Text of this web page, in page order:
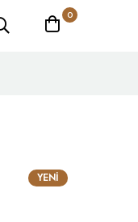
0
YENI